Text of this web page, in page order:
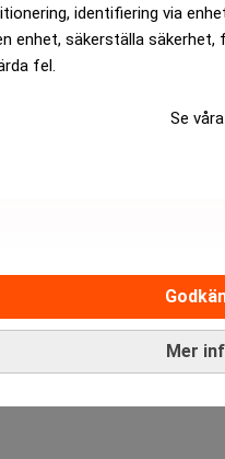
identifiering via
enhet, säkerställa
fel.
Se våra
Mer